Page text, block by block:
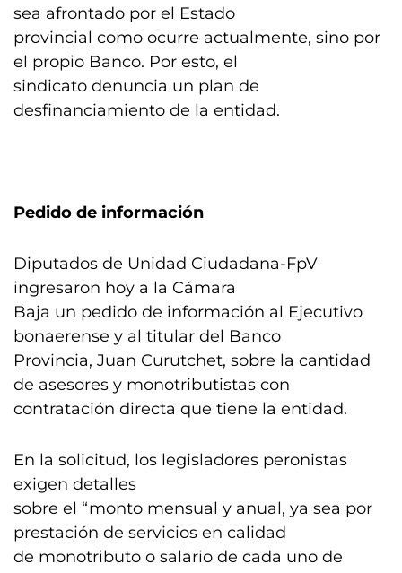
sea afrontado por el Estado
provincial como ocurre actualmente, sino por
el propio Banco. Por esto, el
sindicato denuncia un plan de
desfinanciamiento de la entidad.
Pedido de información
Diputados de Unidad Ciudadana-FpV
ingresaron hoy a la Cámara
Baja un pedido de información al Ejecutivo
bonaerense y al titular del Banco
Provincia, Juan Curutchet, sobre la cantidad
de asesores y monotributistas con
contratación directa que tiene la entidad.
En la solicitud, los legisladores peronistas
exigen detalles
sobre el “monto mensual y anual, ya sea por
prestación de servicios en calidad
de monotributo o salario de cada uno de